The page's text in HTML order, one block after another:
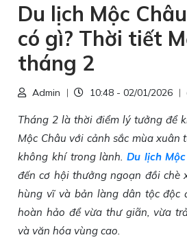
Du lịch Mộc
có gì? Thời tiết
tháng 2
Admin 10:48 - 02/01/2026
Tháng 2 là thời điểm lý tưởng để
Mộc Châu với cảnh sắc mùa xuân
không khí trong lành. Du lịch
đến cơ hội thưởng ngoạn đồi chè
hùng vĩ và bản làng dân tộc độc
hoàn hảo để vừa thư giãn, vừa
và văn hóa vùng cao.